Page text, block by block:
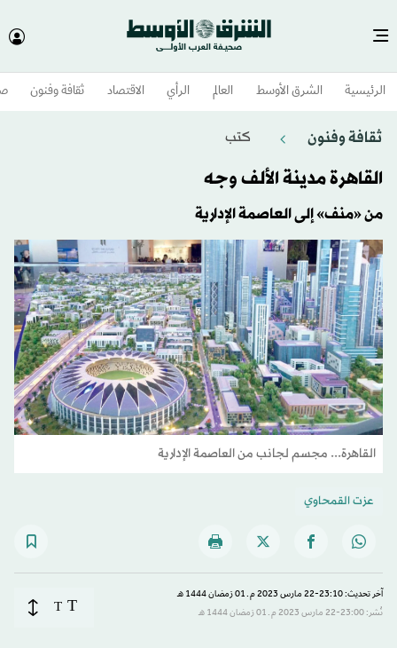
الرئيسية الشرق الأوسط​ العالم الرأي الاقتصاد ثقافة وفنون
ثقافة وفنون كتب
القاهرة مدينة الألف وجه
من «منف» إلى العاصمة الإدارية
القاهرة... مجسم لجانب من العاصمة الإدارية
عزت القمحاوي
آخر تحديث: 23:10-22 مارس 2023 م ـ 01 رَمضان 1444 هـ
نُشر: 23:00-22 مارس 2023 م ـ 01 رَمضان 1444 هـ
T
T